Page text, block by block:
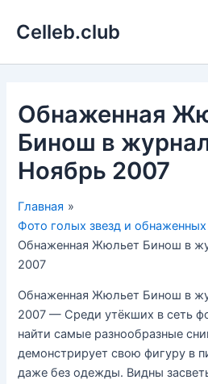
Celleb.club
Обнаженная
Бинош в
Ноябрь 2007
Главная
Фото голых звезд и обнаженных
Обнаженная Жюльет Бинош в
2007
Обнаженная Жюльет Бинош в
2007 — Среди утёкших в сеть
найти самые разнообразные
демонстрирует свою фигуру в
даже без одежды. Видны